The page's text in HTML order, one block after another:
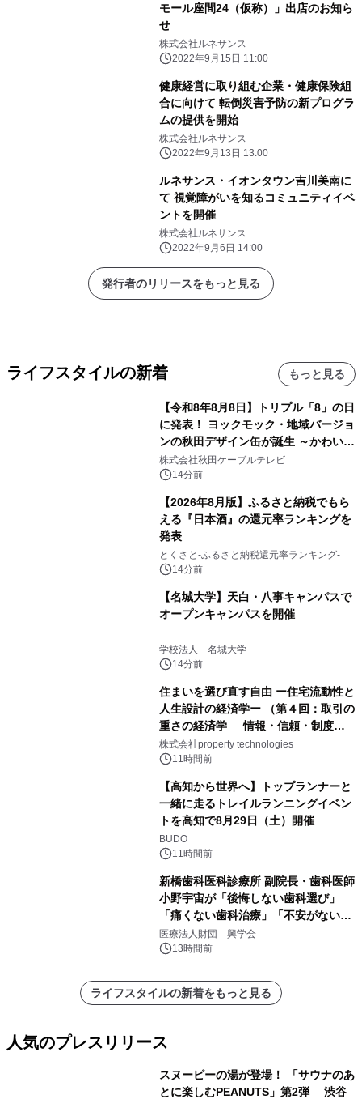
モール座間24（仮称）」出店のお知ら
せ
株式会社ルネサンス
2022年9月15日 11:00
健康経営に取り組む企業・健康保険組
合に向けて 転倒災害予防の新プログラ
ムの提供を開始
株式会社ルネサンス
2022年9月13日 13:00
ルネサンス・イオンタウン吉川美南に
て 視覚障がいを知るコミュニティイベ
ントを開催
株式会社ルネサンス
2022年9月6日 14:00
発行者のリリースをもっと見る
ライフスタイルの新着 もっと見る
【令和8年8月8日】トリプル「8」の日
に発表！ ヨックモック・地域バージョ
ンの秋田デザイン缶が誕生 ～かわいい
秋田犬の子犬と秋田の四季と名所を巡
るパッケージ～ 9月1日(火)秋田県内で
株式会社秋田ケーブルテレビ
14分前
【2026年8月版】ふるさと納税でもら
える『日本酒』の還元率ランキングを
発表
とくさと-ふるさと納税還元率ランキング-
14分前
【名城大学】天白・八事キャンパスで
オープンキャンパスを開催
学校法人 名城大学
14分前
住まいを選び直す自由 ー住宅流動性と
人生設計の経済学ー （第４回：取引の
重さの経済学──情報・信頼・制度を
PropTechはどう組み替えるか）｜
PropTech-Lab
株式会社property technologies
11時間前
【高知から世界へ】トップランナーと
一緒に走るトレイルランニングイベン
トを高知で8月29日（土）開催
BUDO
11時間前
新橋歯科医科診療所 副院長・歯科医師
小野宇宙が「後悔しない歯科選び」
「痛くない歯科治療」「不安がない治
療計画」をテーマに専門監修
医療法人財団 興学会
13時間前
ライフスタイルの新着をもっと見る
人気のプレスリリース
スヌーピーの湯が登場！ 「サウナのあ
とに楽しむPEANUTS」第2弾 渋谷